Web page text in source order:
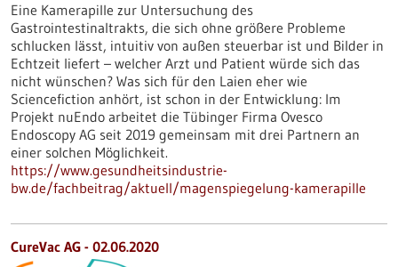
Eine Kamerapille zur Untersuchung des
Gastrointestinaltrakts, die sich ohne größere Probleme
schlucken lässt, intuitiv von außen steuerbar ist und Bilder in
Echtzeit liefert – welcher Arzt und Patient würde sich das
nicht wünschen? Was sich für den Laien eher wie
Sciencefiction anhört, ist schon in der Entwicklung: Im
Projekt nuEndo arbeitet die Tübinger Firma Ovesco
Endoscopy AG seit 2019 gemeinsam mit drei Partnern an
einer solchen Möglichkeit.
https://www.gesundheitsindustrie-
bw.de/fachbeitrag/aktuell/magenspiegelung-kamerapille
CureVac AG - 02.06.2020